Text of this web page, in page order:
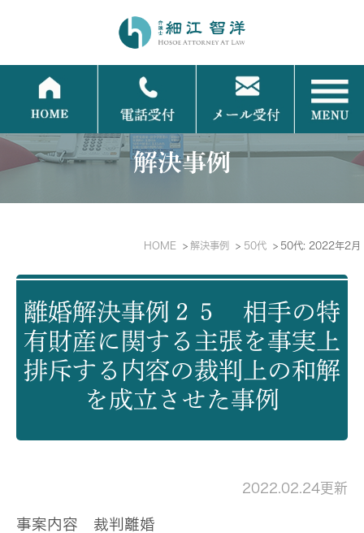
解決事例
HOME 解決事例 50代 50代: 2022年2月
離婚解決事例２５ 相手の特
有財産に関する主張を事実上
排斥する内容の裁判上の和解
を成立させた事例
2022.02.24更新
事案内容 裁判離婚